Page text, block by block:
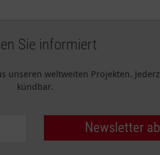
Sie informiert
unseren weltweiten Projekten.
kündbar.
Newsletter